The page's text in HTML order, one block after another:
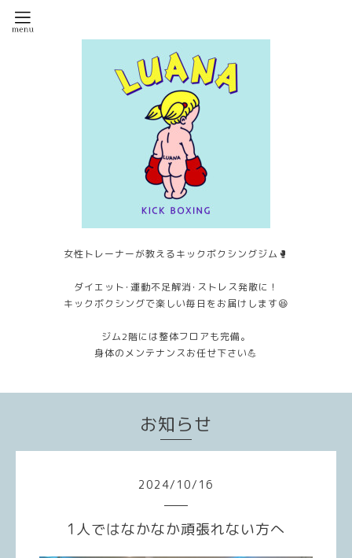
女性トレーナーが教えるキックボクシングジム🥊
ダイエット･運動不足解消･ストレス発散に！
キックボクシングで楽しい毎日をお届けします😆
ジム2階には整体フロアも完備。
身体のメンテナンスお任せ下さい💪
お知らせ
2024/ 10/ 16
1人ではなかなか頑張れない方へ